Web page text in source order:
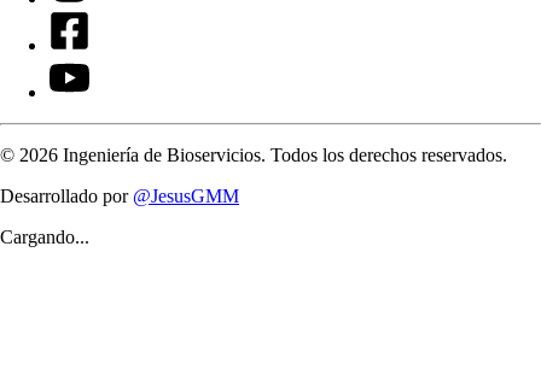
© 2026 Ingeniería de Bioservicios. Todos los derechos reservados.
Desarrollado por @JesusGMM
Cargando...